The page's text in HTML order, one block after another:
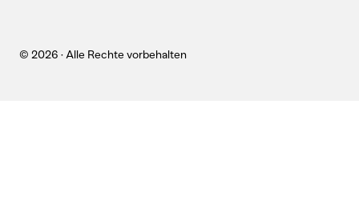
© 2026 · Alle Rechte vorbehalten